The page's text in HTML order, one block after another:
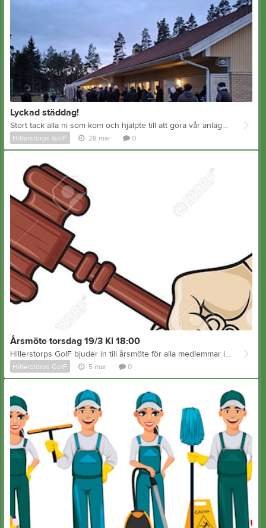
Lyckad städdag!
Stort tack alla ni som kom och hjälpte till att göra vår anläggning vårfin! Vi hann med mycket, bland annat städa kök, omklädningsrum, toaletter, fixa mål, pumpa bollar, rensa ogräs runt plattor, kratta, putsa fönster. Nu ser vi fram emot vår på Storåvallen!
Hillerstorps GoIF 28 mar 0
Årsmöte torsdag 19/3 Kl 18:00
Hillerstorps GoIF bjuder in till årsmöte för alla medlemmar i klubblokalen torsdagen 19/3 kl. 18:00 välkommna. Styrelsen
Hillerstorps GoIF 5 mar 0